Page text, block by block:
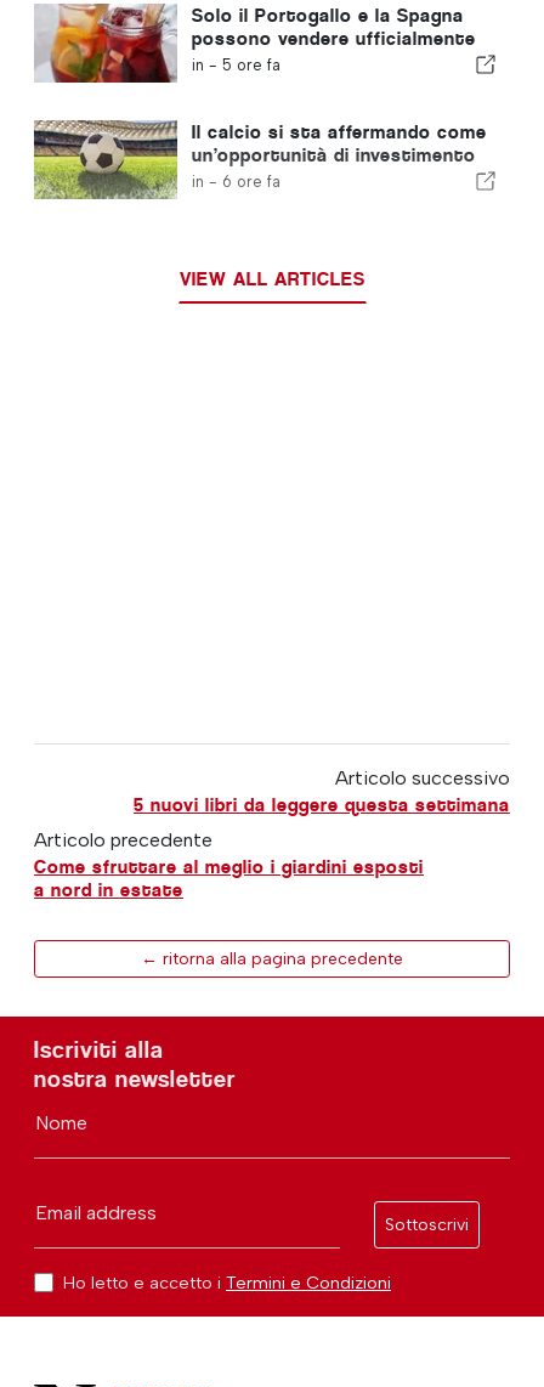
Solo il Portogallo e la Spagna
possono vendere ufficialmente
la “sangria” con quel nome
in - 5 ore fa
Il calcio si sta affermando come
un’opportunità di investimento
in crescita in tutta Europa
in - 6 ore fa
VIEW ALL ARTICLES
Articolo successivo
5 nuovi libri da leggere questa settimana
Articolo precedente
Come sfruttare al meglio i giardini esposti
a nord in estate
← ritorna alla pagina precedente
Iscriviti alla
nostra newsletter
Nome
Email address
Sottoscrivi
Ho letto e accetto i Termini e Condizioni